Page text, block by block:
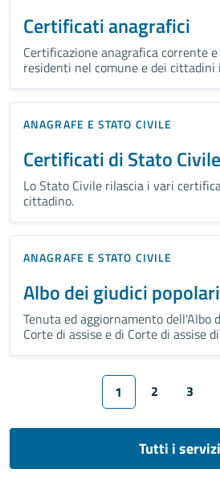
Certificati anagrafici
Certificazione anagrafica corrente
residenti nel comune e dei cittadini
ANAGRAFE E STATO CIVILE
Certificati di Stato Civile
Lo Stato Civile rilascia i vari
cittadino.
ANAGRAFE E STATO CIVILE
Albo dei giudici popolari
Tenuta ed aggiornamento dell'Albo
Corte di assise e di Corte di assise
1 2 3
Tutti i servizi